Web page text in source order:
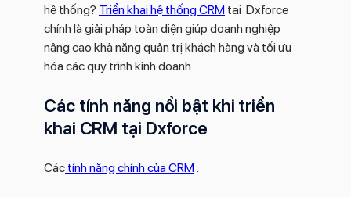
hệ thống? Triển khai hệ thống CRM tại Dxforce
chính là giải pháp toàn diện giúp doanh nghiệp
nâng cao khả năng quản trị khách hàng và tối ưu
hóa các quy trình kinh doanh.
Các tính năng nổi bật khi triển
khai CRM tại Dxforce
Các tính năng chính của CRM: